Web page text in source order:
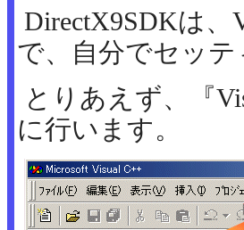
DirectX9SDKは
で、自分でセッ
とりあえず、『
に行います。